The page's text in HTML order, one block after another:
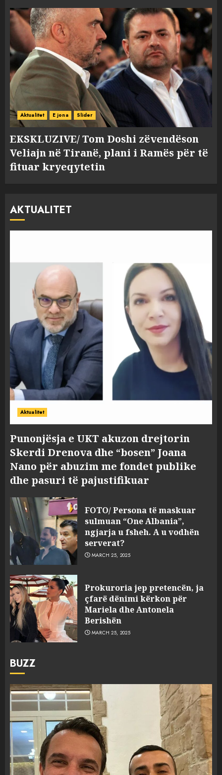
Aktualitet E jona Slider
EKSKLUZIVE/ Tom Doshi zëvendëson
Veliajn në Tiranë, plani i Ramës për të
fituar kryeqytetin
AKTUALITET
Aktualitet
Punonjësja e UKT akuzon drejtorin
Skerdi Drenova dhe “bosen” Joana
Nano për abuzim me fondet publike
dhe pasuri të pajustifikuar
FOTO/ Persona të maskuar
sulmuan “One Albania”,
ngjarja u fsheh. A u vodhën
serverat?
MARCH 25, 2025
Prokuroria jep pretencën, ja
çfarë dënimi kërkon për
Mariela dhe Antonela
Berishën
MARCH 25, 2025
BUZZ